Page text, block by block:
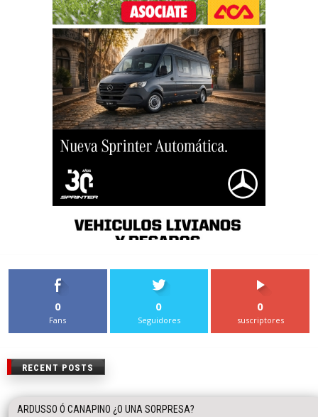
0
Fans
0
Seguidores
0
suscriptores
RECENT POSTS
ARDUSSO Ó CANAPINO ¿O UNA SORPRESA?